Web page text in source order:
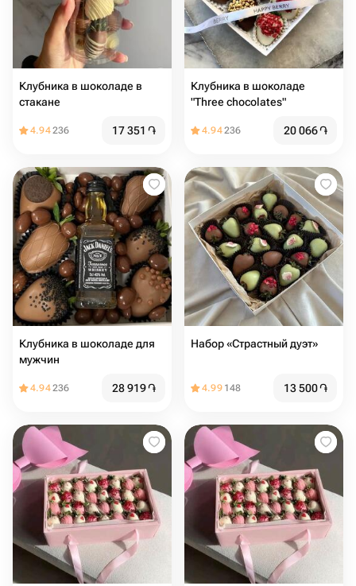
Клубника в шоколаде в
стакане
4.94236 17 351 ֏
Клубника в шоколаде
"Three chocolates"
4.94236 20 066֏
Клубника в шоколаде для
мужчин
4.94236 28 919֏
Набор «Страстный дуэт»
4.99 148 13 500֏